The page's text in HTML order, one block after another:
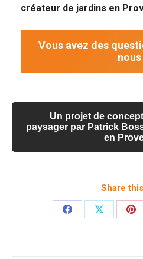
créateur de jardins en
Vous avez des
nous
Un projet de
paysager par Patrick
en
Share
PartagerPartager